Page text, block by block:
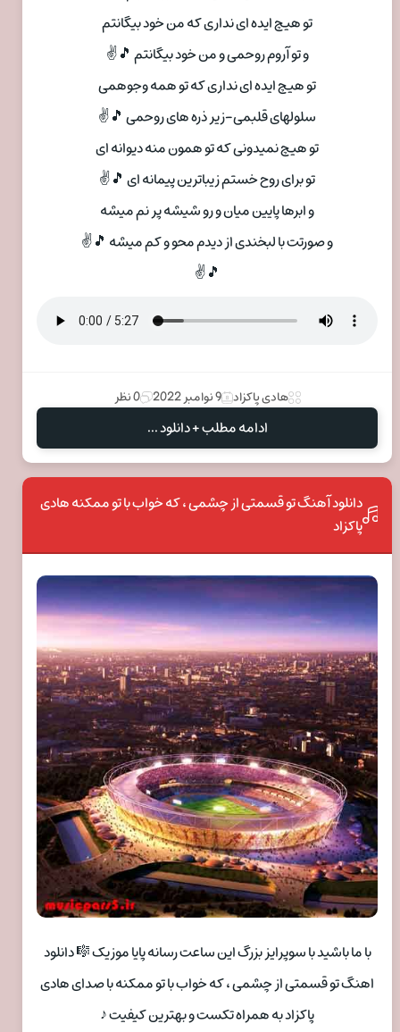
تو هیچ ایده ای نداری که من خود بیگانتم
و تو آروم روحمی و من خود بیگانتم 🎵✌
تو هیچ ایده ای نداری که تو همه وجوهمی
سلولهای قلبمی-زیر ذره های روحمی 🎵✌
تو هیچ نمیدونی که تو همون منه دیوانه ای
تو برای روح خستم زیباترین پیمانه ای 🎵✌
و ابرها پایین میان و رو شیشه پر نم میشه
و صورتت با لبخندی از دیدم محو و کم میشه 🎵✌
🎵✌
هادی پاکزاد 9 نوامبر 2022 0 نظر
ادامه مطلب + دانلود ...
دانلود آهنگ تو قسمتی از چشمی ، که خواب با تو ممکنه هادی
پاکزاد
با ما باشید با سوپرایز بزرگ این ساعت رسانه پایا موزیک 🎼 دانلود
اهنگ تو قسمتی از چشمی ، که خواب با تو ممکنه با صدای هادی
پاکزاد به همراه تکست و بهترین کیفیت ♪